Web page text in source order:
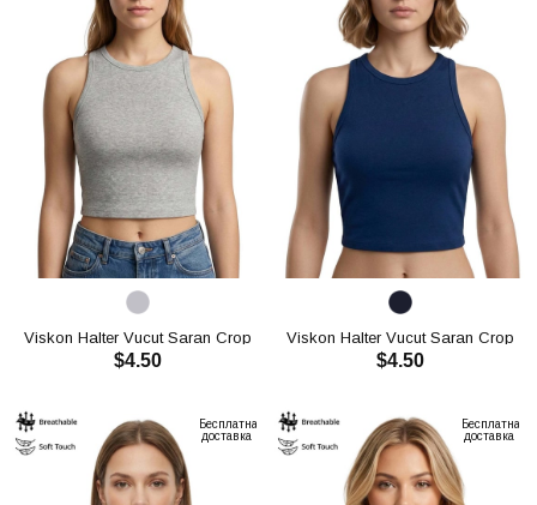
Viskon Halter Vucut Saran Crop
CH3004
$4.50
Viskon Halter Vucut Saran Crop
CH3004
$4.50
Бесплатная
доставка
Бесплатная
доставка